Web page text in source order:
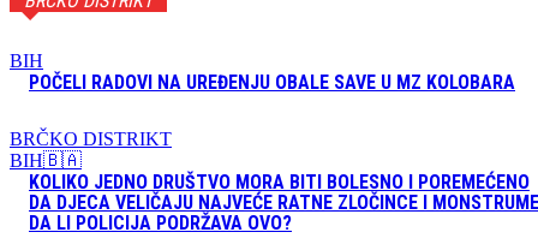
BIH
POČELI RADOVI NA UREĐENJU OBALE SAVE U MZ KOLOBARA
BRČKO DISTRIKT
BIH🇧🇦
KOLIKO JEDNO DRUŠTVO MORA BITI BOLESNO I POREMEĆENO
DA DJECA VELIČAJU NAJVEĆE RATNE ZLOČINCE I MONSTRUME
DA LI POLICIJA PODRŽAVA OVO?